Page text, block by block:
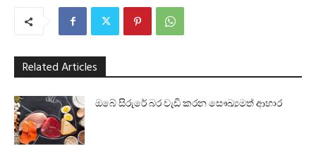
Related Articles
ඔබේ සිරුරේ බර වැඩි කරන සෞඛ්‍යමත් ආහාර